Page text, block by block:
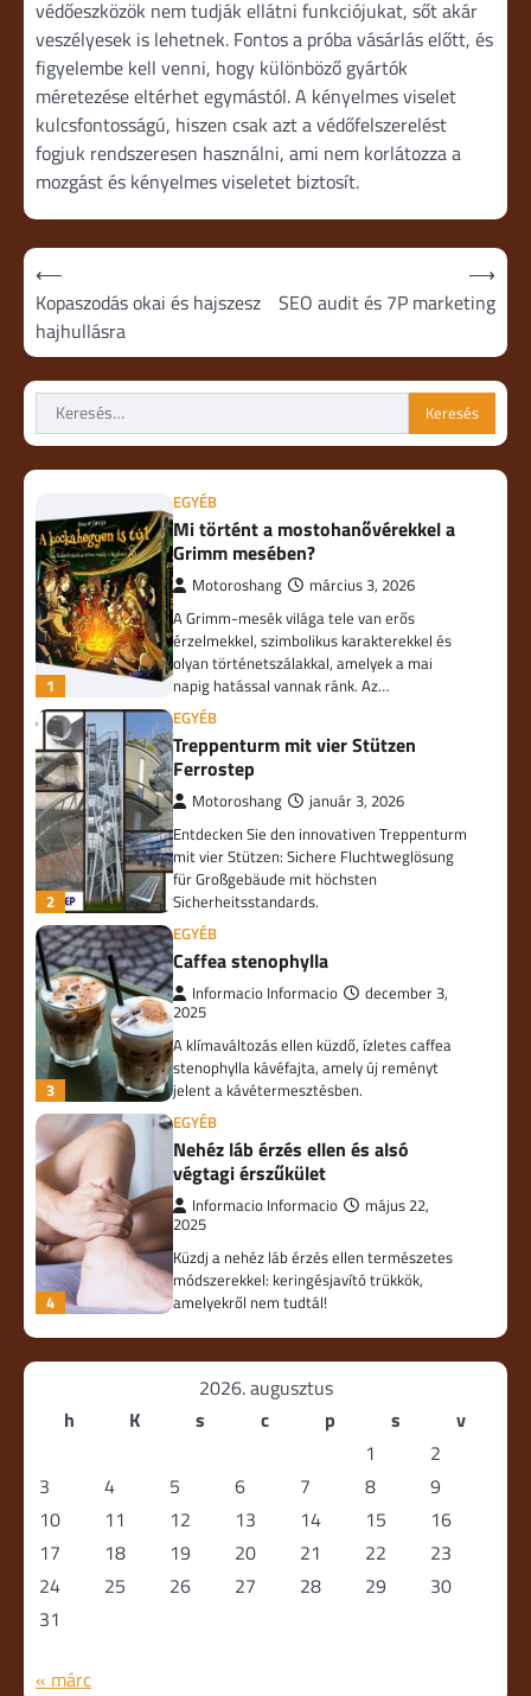
védőeszközök nem tudják ellátni funkciójukat, sőt akár
veszélyesek is lehetnek. Fontos a próba vásárlás előtt, és
figyelembe kell venni, hogy különböző gyártók
méretezése eltérhet egymástól. A kényelmes viselet
kulcsfontosságú, hiszen csak azt a védőfelszerelést
fogjuk rendszeresen használni, ami nem korlátozza a
mozgást és kényelmes viseletet biztosít.
Bejegyzés
navigáció
⟵
Kopaszodás okai és hajszesz
hajhullásra
SEO audit és 7P marketing
⟶
Keresés:
1
EGYÉB
Mi történt a mostohanővérekkel a
Grimm mesében?
Motoroshang március 3, 2026
A Grimm-mesék világa tele van erős
érzelmekkel, szimbolikus karakterekkel és
olyan történetszálakkal, amelyek a mai
napig hatással vannak ránk. Az…
2
EGYÉB
Treppenturm mit vier Stützen
Ferrostep
Motoroshang január 3, 2026
Entdecken Sie den innovativen Treppenturm
mit vier Stützen: Sichere Fluchtweglösung
für Großgebäude mit höchsten
Sicherheitsstandards.
3
EGYÉB
Caffea stenophylla
Informacio Informacio
december 3,
2025
A klímaváltozás ellen küzdő, ízletes caffea
stenophylla kávéfajta, amely új reményt
jelent a kávétermesztésben.
4
EGYÉB
Nehéz láb érzés ellen és alsó
végtagi érszűkület
Informacio Informacio
május 22,
2025
Küzdj a nehéz láb érzés ellen természetes
módszerekkel: keringésjavító trükkök,
amelyekről nem tudtál!
2026. augusztus
h
K s c p s
v
1
2
3
4 5 6 7 8
9
10
11 12 13 14 15
16
17
18 19 20 21 22
23
24
25 26 27 28 29
30
31
« márc